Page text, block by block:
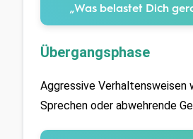
„Was belastet Dich
Übergangsphase
Aggressive Verhaltensweisen
Sprechen oder abwehrende